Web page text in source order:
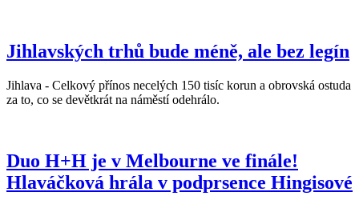
Jihlavských trhů bude méně, ale bez legín
Jihlava - Celkový přínos necelých 150 tisíc korun a obrovská ostuda
za to, co se devětkrát na náměstí odehrálo.
Duo H+H je v Melbourne ve finále!
Hlaváčková hrála v podprsence Hingisové